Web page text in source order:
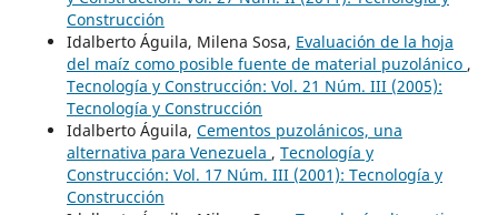
Construcción
Idalberto Águila, Milena Sosa, Evaluación de la hoja
del maíz como posible fuente de material puzolánico ,
Tecnología y Construcción: Vol. 21 Núm. III (2005):
Tecnología y Construcción
Idalberto Águila, Cementos puzolánicos, una
alternativa para Venezuela , Tecnología y
Construcción: Vol. 17 Núm. III (2001): Tecnología y
Construcción